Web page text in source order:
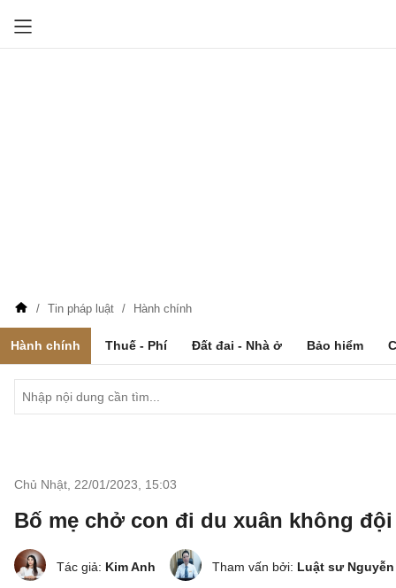
Tin pháp luật Hành chính
Hành chính Thuế - Phí Đất đai - Nhà ở Bảo hiểm
Chủ Nhật, 22/01/2023 15:03
Bố mẹ chở con đi du xuân không
Tác giả: Kim Anh Tham vấn bởi: Luật sư